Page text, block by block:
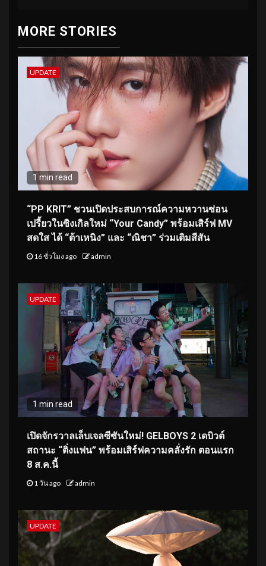
MORE STORIES
UPDATE
1 min read
“PP KRIT” ชวนเปิดประสบการณ์ความหวานซ่อน
เปรี้ยวในซิงเกิลใหม่ “Your Candy” พร้อมเสิร์ฟ MV
สดใส ได้ “ต้าเหนิง” และ “ณิชา” ร่วมเติมสีสัน
16 ชั่วโมง ago admin
UPDATE
1 min read
เปิดจักรวาลเล็บเจลซีซันใหม่! GELBOYS 2 เดบิวต์
สถานะ “ติ่งแฟน” พร้อมเสิร์ฟความคลั่งรัก ตอนแรก
8 ส.ค.นี้
1 วัน ago admin
UPDATE